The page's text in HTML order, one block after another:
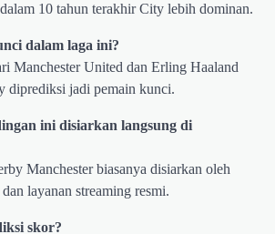
10 tahun terakhir City lebih dominan.
dalam laga ini?
Manchester United dan Erling Haaland
diprediksi jadi pemain kunci.
ini disiarkan langsung di
Manchester biasanya disiarkan oleh
layanan streaming resmi.
skor?